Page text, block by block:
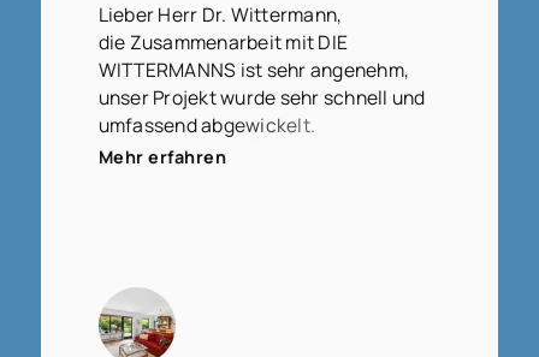
Lieber Herr Dr. Wittermann,
die Zusammenarbeit mit DIE
WITTERMANNS ist sehr angenehm,
unser Projekt wurde sehr schnell und
umfassend abgewickelt.
Wir fühlen uns sehr gut betreut.
Mehr erfahren